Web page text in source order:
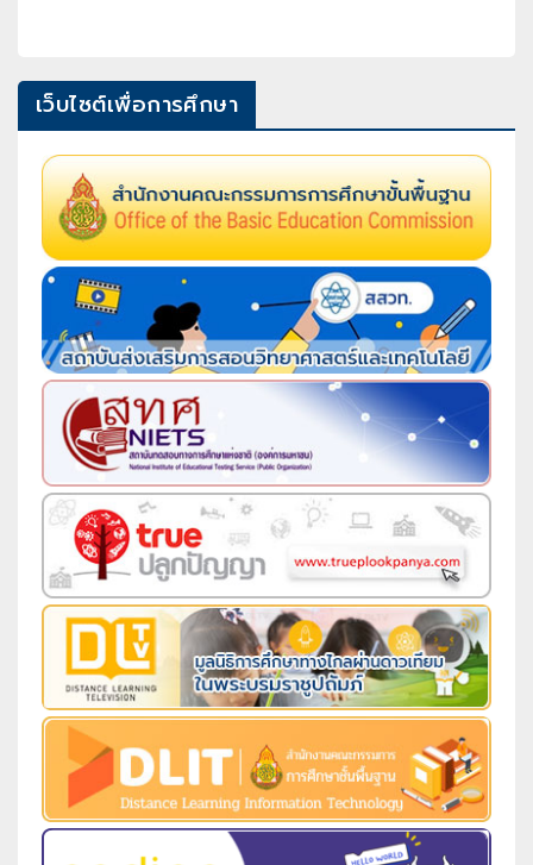
เว็บไซต์เพื่อการศึกษา